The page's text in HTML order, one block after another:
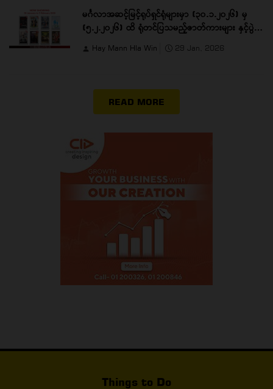
မင်္ဂလာအဆင့်မြင့်ရုပ်ရှင်ရုံများမှာ (၃၀.၁.၂၀၂၆) မှ
(၅.၂.၂၀၂၆) ထိ ရုံတင်ပြသမည့်ဇာတ်ကားများ နှင့်ပွဲ
Hay Mann Hla Win 29 Jan, 2026
READ MORE
Things to Do